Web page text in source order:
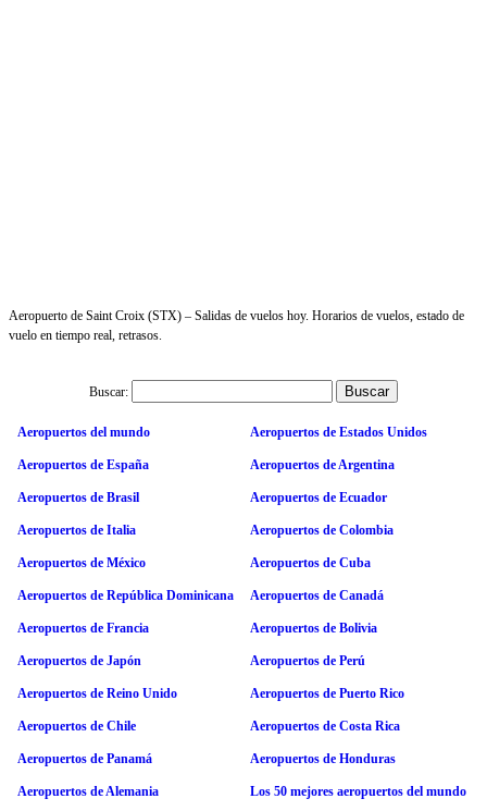
Aeropuerto de Saint Croix (STX) – Salidas de vuelos hoy. Horarios de vuelos, estado de
vuelo en tiempo real, retrasos.
Buscar:
Aeropuertos del mundo Aeropuertos de Estados Unidos
Aeropuertos de España Aeropuertos de Argentina
Aeropuertos de Brasil Aeropuertos de Ecuador
Aeropuertos de Italia Aeropuertos de Colombia
Aeropuertos de México Aeropuertos de Cuba
Aeropuertos de República Dominicana Aeropuertos de Canadá
Aeropuertos de Francia Aeropuertos de Bolivia
Aeropuertos de Japón Aeropuertos de Perú
Aeropuertos de Reino Unido Aeropuertos de Puerto Rico
Aeropuertos de Chile Aeropuertos de Costa Rica
Aeropuertos de Panamá Aeropuertos de Honduras
Aeropuertos de Alemania Los 50 mejores aeropuertos del mundo